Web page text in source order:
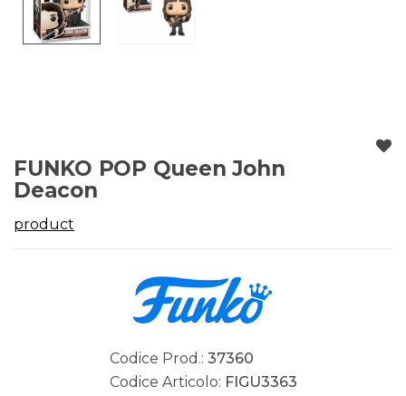
FUNKO POP Queen John
Deacon
product
Codice Prod.: 37360
Codice Articolo: FIGU3363